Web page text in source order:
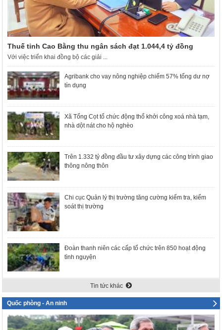
Thuế tỉnh Cao Bằng thu ngân sách đạt 1.044,4 tỷ đồng
Với việc triển khai đồng bộ các giải ...
Agribank cho vay nông nghiệp chiếm 57% tổng dư nợ
tín dụng
Xã Tổng Cọt tổ chức động thổ khởi công xoá nhà tạm,
nhà dột nát cho hộ nghèo
Trên 1.332 tỷ đồng đầu tư xây dựng các công trình giao
thông nông thôn
Chi cục Quản lý thị trường tăng cường kiểm tra, kiểm
soát thị trường
Đoàn thanh niên các cấp tổ chức trên 850 hoạt động
tình nguyện
Tin tức khác
Quốc phòng - An ninh